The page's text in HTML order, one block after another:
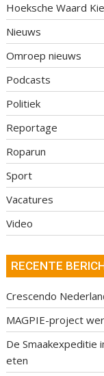
Hoeksche Waard
Nieuws
Omroep nieuws
Podcasts
Politiek
Reportage
Roparun
Sport
Vacatures
Video
RECENTE
Crescendo
MAGPIE-project
De Smaakexpeditie
eten